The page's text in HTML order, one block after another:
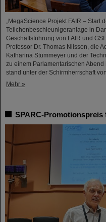
„MegaScience Projekt FAIR – Start
Teilchenbeschleunigeranlage in
Geschäftsführung von FAIR und
Professor Dr. Thomas Nilsson, die
Katharina Stummeyer und der
zu einem Parlamentarischen
stand unter der Schirmherrschaft
Mehr »
SPARC-Promotionspreis